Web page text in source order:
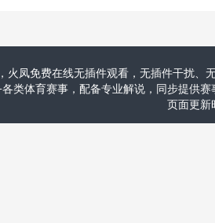
火凤免费在线无插件观看，无插件干扰
类体育赛事，配备专业解说，同步提供
页面更新